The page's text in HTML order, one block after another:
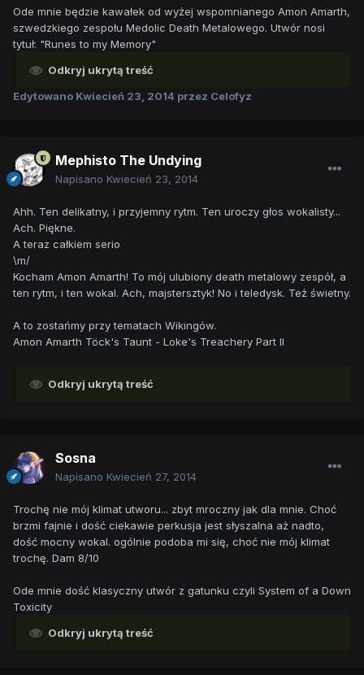
Ode mnie będzie kawałek od wyżej wspomnianego Amon Amarth,
szwedzkiego zespołu Medolic Death Metalowego. Utwór nosi
tytuł: "Runes to my Memory"
Odkryj ukrytą treść
Edytowano Kwiecień 23, 2014 przez Celofyz
Mephisto The Undying
Napisano Kwiecień 23, 2014
Ahh. Ten delikatny, i przyjemny rytm. Ten uroczy głos wokalisty...
Ach. Piękne.
A teraz całkiem serio
\m/
Kocham Amon Amarth! To mój ulubiony death metalowy zespół, a
ten rytm, i ten wokal. Ach, majstersztyk! No i teledysk. Też świetny.
A to zostańmy przy tematach Wikingów.
Amon Amarth Töck's Taunt - Loke's Treachery Part II
Odkryj ukrytą treść
Sosna
Napisano Kwiecień 27, 2014
Trochę nie mój klimat utworu... zbyt mroczny jak dla mnie. Choć
brzmi fajnie i dość ciekawie perkusja jest słyszalna aż nadto,
dość mocny wokal. ogólnie podoba mi się, choć nie mój klimat
trochę. Dam 8/10
Ode mnie dość klasyczny utwór z gatunku czyli System of a Down
Toxicity
Odkryj ukrytą treść